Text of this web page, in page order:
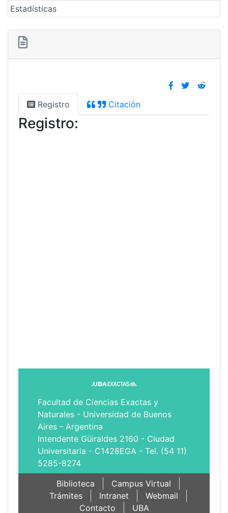
Estadísticas
Registro Citación
Registro:
Facultad de Ciencias Exactas y
Naturales - Universidad de Buenos
Aires - Argentina
Intendente Güiraldes 2160 - Ciudad
Universitaria - C1428EGA - Tel. (54 11)
5285-8274
Biblioteca
Campus Virtual
Trámites
Intranet
Webmail
Contacto
UBA